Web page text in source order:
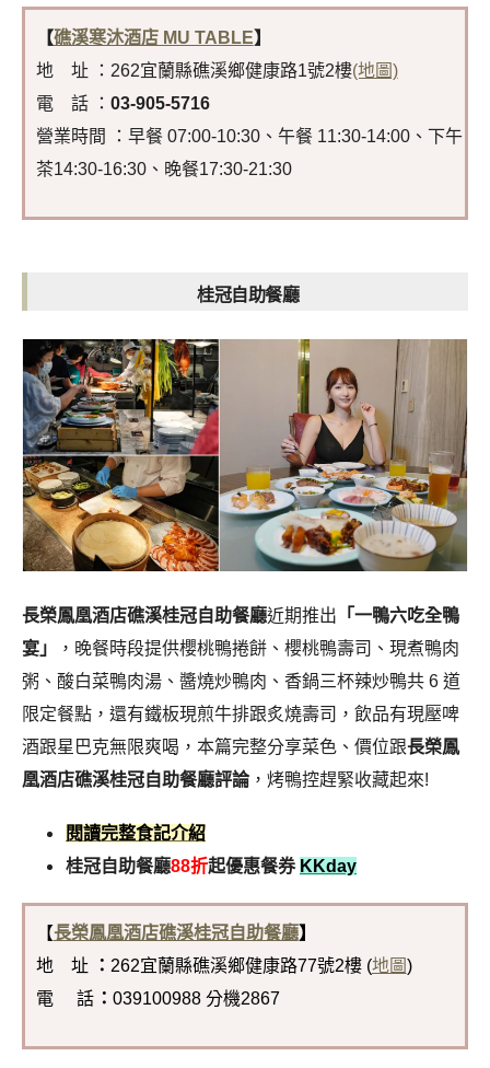
【礁溪寒沐酒店 MU TABLE】
地 址 ：262宜蘭縣礁溪鄉健康路1號2樓(地圖)
電 話 ： 03-905-5716
營業時間 ：早餐 07:00-10:30、午餐 11:30-14:00、下午
茶14:30-16:30、晚餐17:30-21:30
桂冠自助餐廳
長榮鳳凰酒店礁溪桂冠自助餐廳近期推出 「一鴨六吃全鴨
宴」
，晚餐時段提供櫻桃鴨捲餅、櫻桃鴨壽司、現煮鴨肉
粥、酸白菜鴨肉湯、醬燒炒鴨肉、香鍋三杯辣炒鴨共 6 道
限定餐點，還有鐵板現煎牛排跟炙燒壽司，飲品有現壓啤
酒跟星巴克無限爽喝，本篇完整分享菜色、價位跟長榮鳳
凰酒店礁溪桂冠自助餐廳評論，烤鴨控趕緊收藏起來!
閱讀完整食記介紹
桂冠自助餐廳88折起優惠餐券 KKday
【長榮鳳凰酒店礁溪桂冠自助餐廳】
地 址 ： 262宜蘭縣礁溪鄉健康路77號2樓 (地圖)
電 話 ：039100988 分機2867